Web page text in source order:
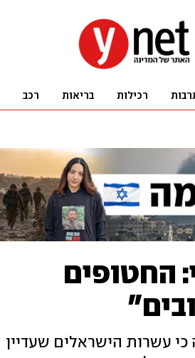
רכילות בריאות רכב
בשבי: החטופים
כי עשרות הישראלים שעדיין